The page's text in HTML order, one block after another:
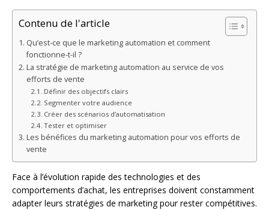
Contenu de l'article
Qu’est-ce que le marketing automation et comment
fonctionne-t-il ?
La stratégie de marketing automation au service de vos
efforts de vente
Définir des objectifs clairs
Segmenter votre audience
Créer des scénarios d’automatisation
Tester et optimiser
Les bénéfices du marketing automation pour vos efforts de
vente
Face à l’évolution rapide des technologies et des
comportements d’achat, les entreprises doivent constamment
adapter leurs stratégies de marketing pour rester compétitives.